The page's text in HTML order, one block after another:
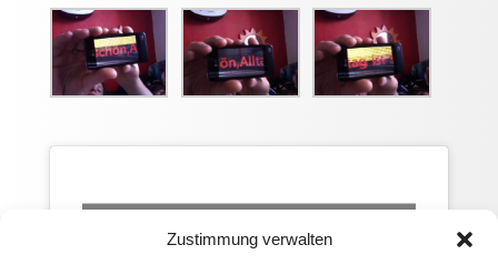
Zustimmung verwalten
Datenschutzerklärung